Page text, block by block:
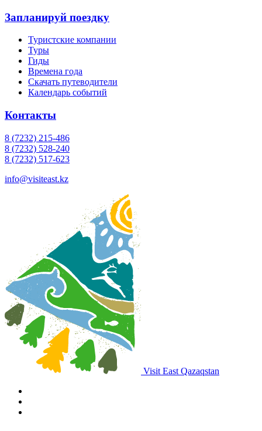
Запланируй поездку
Туристские компании
Туры
Гиды
Времена года
Скачать путеводители
Календарь событий
Контакты
8 (7232) 215-486
8 (7232) 528-240
8 (7232) 517-623
info@visiteast.kz
Visit East Qazaqstan